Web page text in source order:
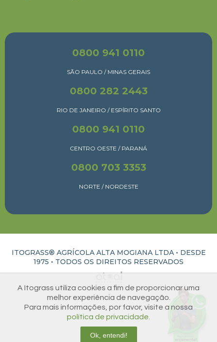
0800 941 0110
SÃO PAULO / MINAS GERAIS
0800 282 2443
RIO DE JANEIRO / ESPÍRITO SANTO
0800 941 0110
CENTRO OESTE / PARANÁ
0800 703 3353
NORTE / NORDESTE
ITOGRASS® AGRÍCOLA ALTA MOGIANA LTDA • DESDE
1975 • TODOS OS DIREITOS RESERVADOS
A Itograss utiliza cookies a fim de proporcionar uma
melhor experiência de navegação.
Para mais informações, por favor, visite a nossa
política de privacidade.
Ok, entendi!